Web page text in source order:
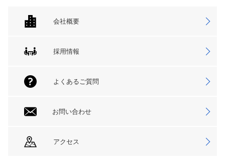
会社概要
採用情報
よくあるご質問
お問い合わせ
アクセス